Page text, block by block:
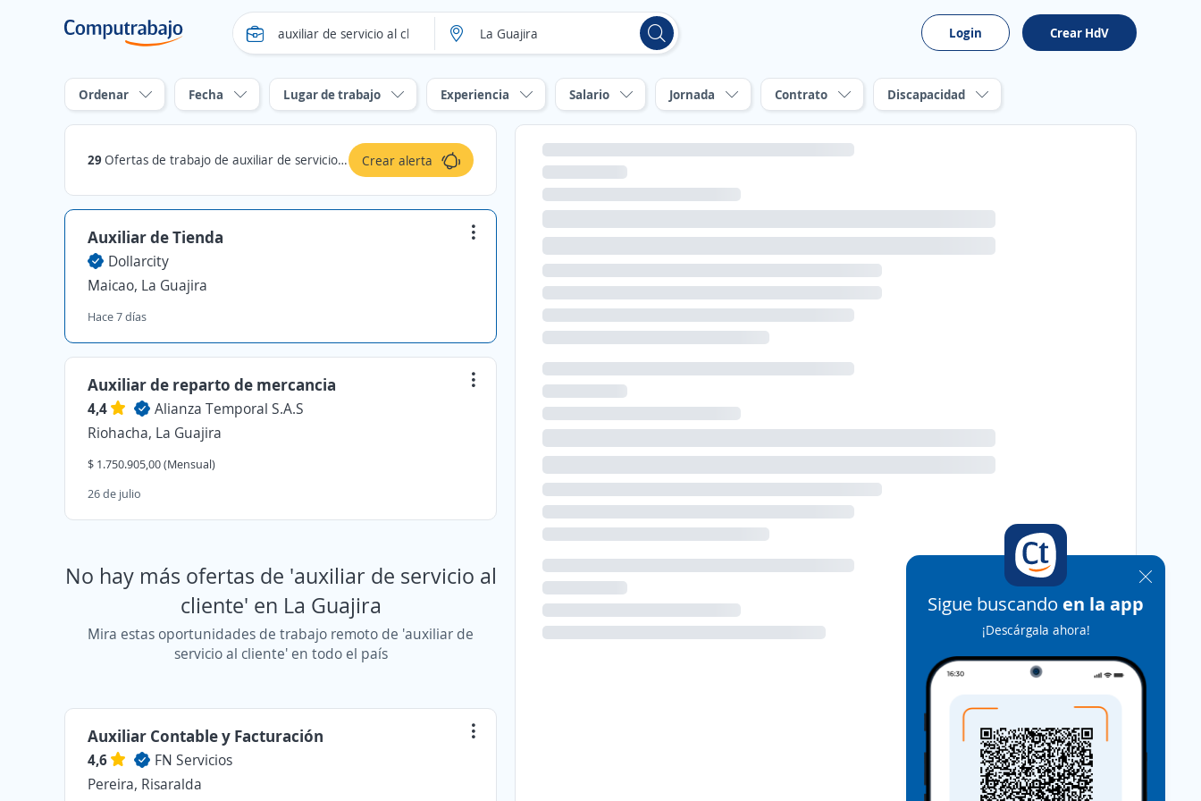
Login Crear HdV
Ordenar Fecha Lugar de trabajo Experiencia Salario Jornada Contrato Discapacidad
29 Ofertas de trabajo de auxiliar de servicio al cliente en La Guajira Crear alerta
Auxiliar de Tienda
Dollarcity
Maicao, La Guajira
Hace 7 días
Auxiliar de reparto de mercancia
4,4
Alianza Temporal S.A.S
Riohacha, La Guajira
$ 1.750.905,00 (Mensual)
26 de julio
No hay más ofertas de 'auxiliar de servicio al
cliente' en La Guajira
Mira estas oportunidades de trabajo remoto de 'auxiliar de
servicio al cliente' en todo el país
Auxiliar Contable y Facturación
4,6
FN Servicios
Pereira, Risaralda
Sigue buscando en la app
¡Descárgala ahora!